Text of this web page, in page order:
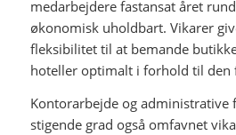
medarbejdere fastansat året
økonomisk uholdbart. Vikarer
fleksibilitet til at bemande
hoteller optimalt i forhold til den
Kontorarbejde og administrative
stigende grad også omfavnet